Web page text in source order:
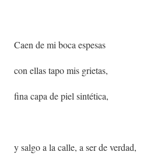
Caen de mi boca espesas
con ellas tapo mis grietas,
fina capa de piel sintética,
y salgo a la calle, a ser de verdad,